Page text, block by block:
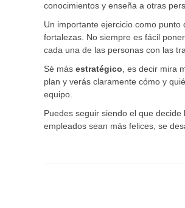
conocimientos y enseña a otras
Un importante ejercicio como punto
fortalezas. No siempre es fácil
cada una de las personas con las
Sé más estratégico, es decir mira
plan y verás claramente cómo y
equipo.
Puedes seguir siendo el que
empleados sean más felices, se